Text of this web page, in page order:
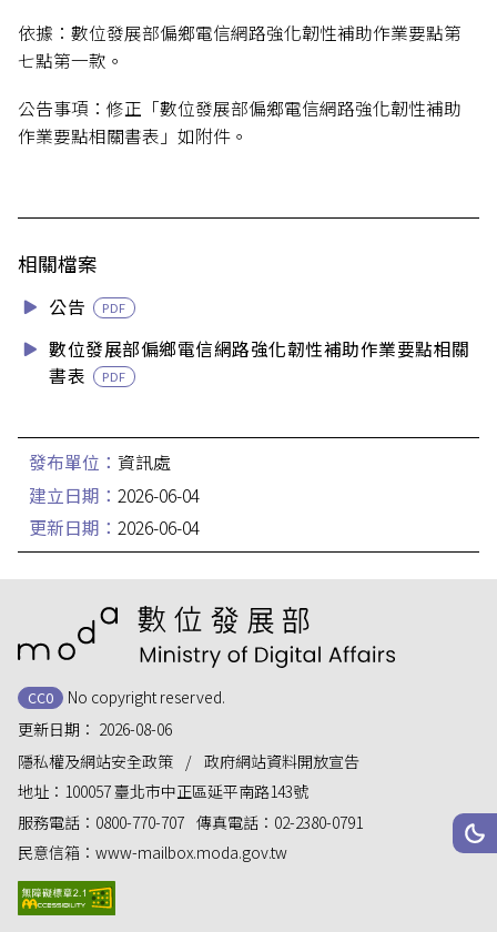
網站
深
依據：數位發展部偏鄉電信網路強化韌性補助作業要點第
七點第一款。
公告事項：修正「數位發展部偏鄉電信網路強化韌性補助
作業要點相關書表」如附件。
相關檔案
公告 PDF
數位發展部偏鄉電信網路強化韌性補助作業要點相關
書表
PDF
發布單位：資訊處
建立日期：2026-06-04
更新日期：2026-06-04
CC0
No copyright reserved.
更新日期： 2026-08-06
隱私權及網站安全政策
政府網站資料開放宣告
地址： 100057 臺北市中正區延平南路143號
服務電話： 0800-770-707 傳真電話： 02-2380-0791
民意信箱： www-mailbox.moda.gov.tw